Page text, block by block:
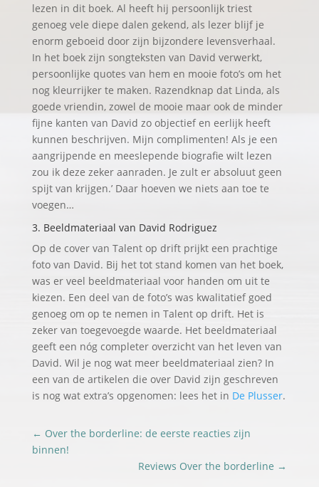
lezen in dit boek. Al heeft hij persoonlijk triest
genoeg vele diepe dalen gekend, als lezer blijf je
enorm geboeid door zijn bijzondere levensverhaal.
In het boek zijn songteksten van David verwerkt,
persoonlijke quotes van hem en mooie foto’s om het
nog kleurrijker te maken. Razendknap dat Linda, als
goede vriendin, zowel de mooie maar ook de minder
fijne kanten van David zo objectief en eerlijk heeft
kunnen beschrijven. Mijn complimenten! Als je een
aangrijpende en meeslepende biografie wilt lezen
zou ik deze zeker aanraden. Je zult er absoluut geen
spijt van krijgen.’ Daar hoeven we niets aan toe te
voegen…
3. Beeldmateriaal van David Rodriguez
Op de cover van Talent op drift prijkt een prachtige
foto van David. Bij het tot stand komen van het boek,
was er veel beeldmateriaal voor handen om uit te
kiezen. Een deel van de foto’s was kwalitatief goed
genoeg om op te nemen in Talent op drift. Het is
zeker van toegevoegde waarde. Het beeldmateriaal
geeft een nóg completer overzicht van het leven van
David. Wil je nog wat meer beeldmateriaal zien? In
een van de artikelen die over David zijn geschreven
is nog wat extra’s opgenomen: lees het in De Plusser.
← Over the borderline: de eerste reacties zijn
binnen!
Reviews Over the borderline →